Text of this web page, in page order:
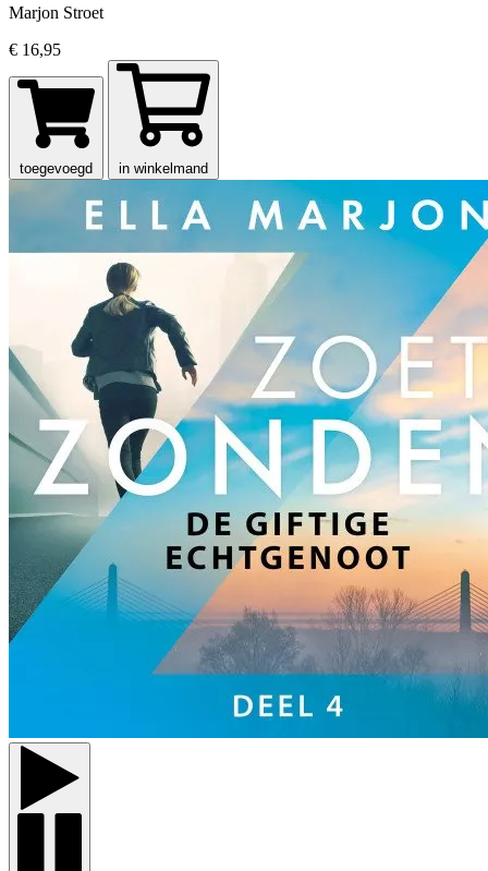
Marjon Stroet
€ 16,95
toegevoegd in winkelmand